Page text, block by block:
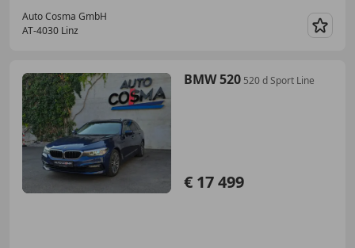
Auto Cosma GmbH
AT-4030 Linz
BMW 520 520 d Sport Line
€ 17 499